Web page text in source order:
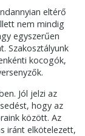
eltérő
nem mindig
egyszerűen
Szakosztályunk
kocogók,
Jól jelzi az
hogy az
között. Az
iránt elkötelezett,